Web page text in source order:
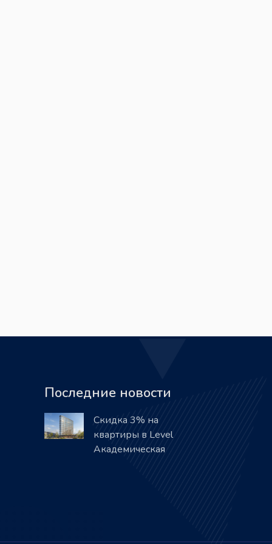
Последние новости
Скидка 3% на
квартиры в Level
Академическая